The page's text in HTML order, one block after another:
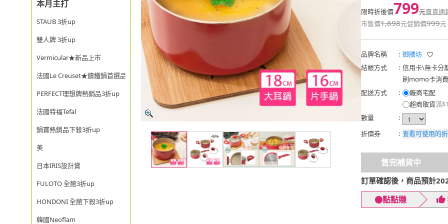
本月主打
STAUB 3折up
雙人牌 3折up
Vermicular★新品上市
法國Le Creuset★鑄鐵鍋首選品牌
PERFECT理想牌熱銷品3折up
法國特福Tefal
鍋寶熱銷品下殺3折up
美
日本IRIS設計賞
FULOTO 全館3折up
HONDONI 全館下殺3折up
韓國Neoflam
限時折後價799元賣貴通
市售價1,698元促銷價999元
品牌名稱 : 御膳坊
結帳方式
: 信用卡\無卡分
刷momo卡消
配送方式
:
廠商宅配
超商取貨滿
數量
:
折價券
: 查看可使用的
售完補貨中
訂單確認後，商品預計
點點賺